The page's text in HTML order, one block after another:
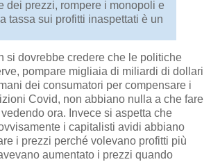
dei prezzi, rompere i monopoli e
tassa sui profitti inaspettati è un
si dovrebbe credere che le politiche
pompare migliaia di miliardi di dollari
dei consumatori per compensare i
Covid, non abbiano nulla a che fare
ora. Invece si aspetta che
i capitalisti avidi abbiano
i prezzi perché volevano profitti più
aumentato i prezzi quando